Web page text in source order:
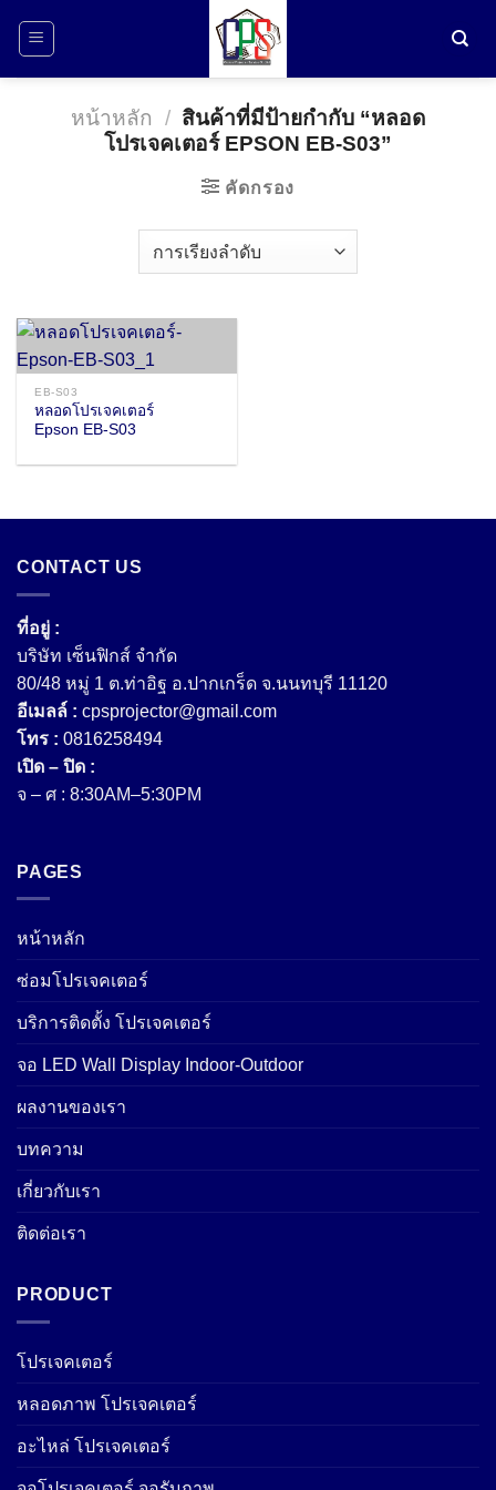
หน้าหลัก / สินค้าที่มีป้ายกำกับ “หลอด
โปรเจคเตอร์ EPSON EB-S03”
คัดกรอง
EB-S03
หลอดโปรเจคเตอร์
Epson EB-S03
CONTACT US
ที่อยู่ :
บริษัท เซ็นฟิกส์ จํากัด
80/48 หมู่ 1 ต.ท่าอิฐ อ.ปากเกร็ด จ.นนทบุรี 11120
อีเมลล์ : cpsprojector@gmail.com
โทร : 0816258494
เปิด – ปิด :
จ – ศ : 8:30AM–5:30PM
PAGES
หน้าหลัก
ซ่อมโปรเจคเตอร์
บริการติดตั้ง โปรเจคเตอร์
จอ LED Wall Display Indoor-Outdoor
ผลงานของเรา
บทความ
เกี่ยวกับเรา
ติดต่อเรา
PRODUCT
โปรเจคเตอร์
หลอดภาพ โปรเจคเตอร์
อะไหล่ โปรเจคเตอร์